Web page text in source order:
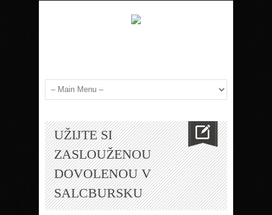
UŽIJTE SI
ZASLOUŽENOU
DOVOLENOU V
SALCBURSKU